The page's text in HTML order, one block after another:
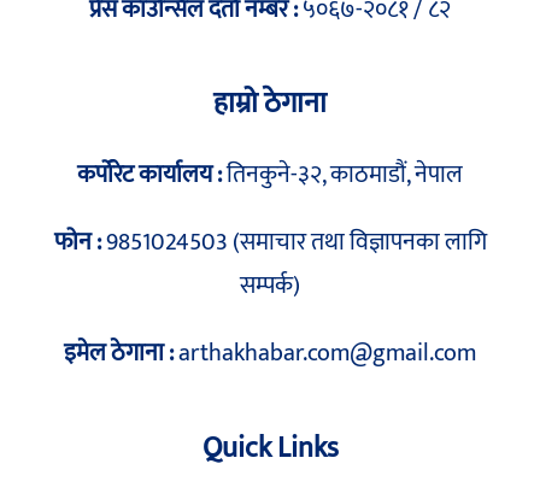
प्रेस काउन्सिल दर्ता नम्बर :५०६७-२०८१ / ८२
हाम्रो ठेगाना
कर्पोरेट कार्यालय :तिनकुने-३२, काठमाडौं, नेपाल
फोन :9851024503 (समाचार तथा विज्ञापनका लागि
सम्पर्क)
इमेल ठेगाना :arthakhabar.com@gmail.com
Quick Links